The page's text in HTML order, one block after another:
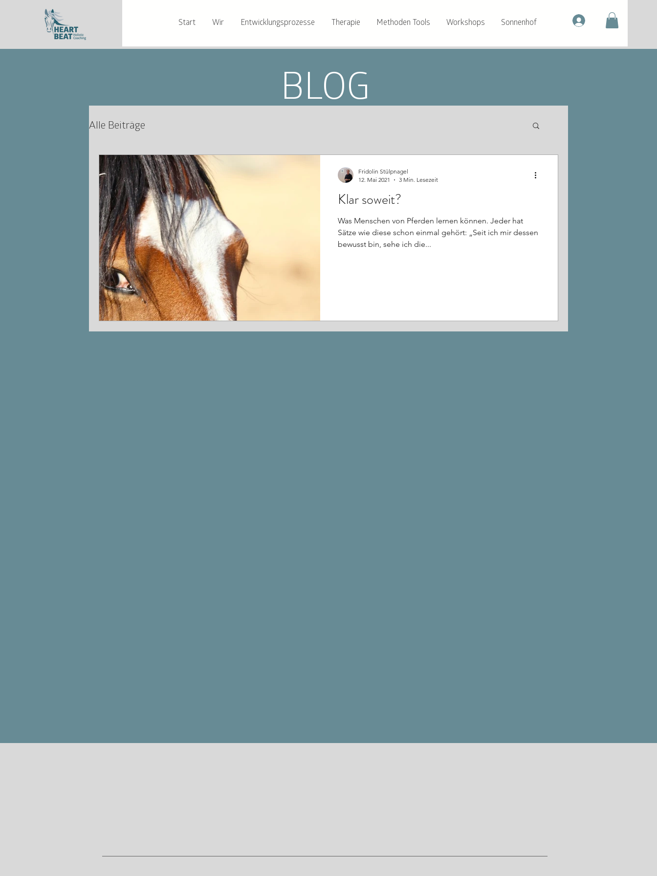
Start Wir Entwicklungsprozesse Therapie Methoden Tools Workshops Sonnenhof
BLOG
Alle Beiträge
Klar soweit?
Was Menschen von Pferden lernen können. Jeder hat
Sätze wie diese schon einmal gehört: „Seit ich mir dessen
bewusst bin, sehe ich die...
Fridolin Stülpnagel
12. Mai 2021
3 Min. Lesezeit